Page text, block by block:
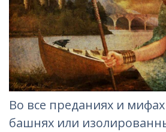
Во все преданиях и
башнях или